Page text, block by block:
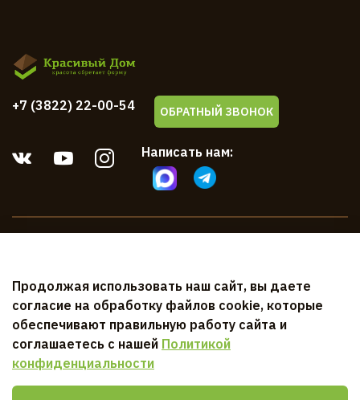
Клиентам
Документы
Написать нам:
+7 (3822) 22-00-54 ОБРАТНЫЙ ЗВОНОК
Продолжая использовать наш сайт, вы даете
согласие на обработку файлов cookie, которые
обеспечивают правильную работу сайта и
соглашаетесь с нашей Политикой
конфиденциальности